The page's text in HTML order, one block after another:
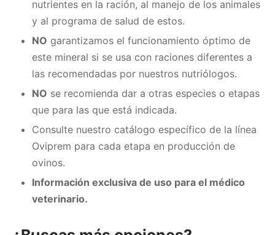
nutrientes en la ración, al manejo de los animales
y al programa de salud de estos.
NO garantizamos el funcionamiento óptimo de
este mineral si se usa con raciones diferentes a
las recomendadas por nuestros nutriólogos.
NO se recomienda dar a otras especies o etapas
que para las que está indicada.
Consulte nuestro catálogo específico de la línea
Oviprem para cada etapa en producción de
ovinos.
Información exclusiva de uso para el médico
veterinario.